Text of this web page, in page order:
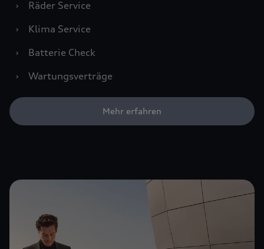
›
Räder Service
›
Klima Service
›
Batterie Check
›
Wartungsverträge
Mehr erfahren